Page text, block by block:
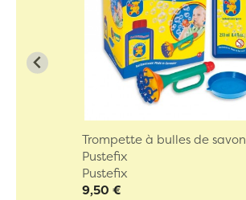
Trompette à bulles de savon
Pustefix
Pustefix
9,50 €